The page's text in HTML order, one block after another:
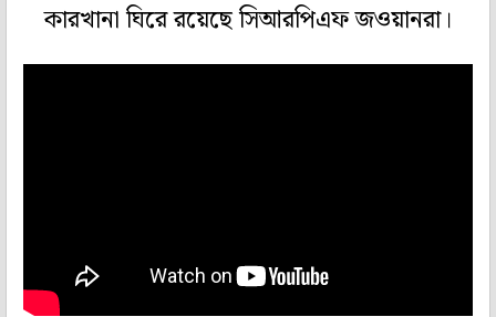
কারখানা ঘিরে রয়েছে সিআরপিএফ জওয়ানরা।